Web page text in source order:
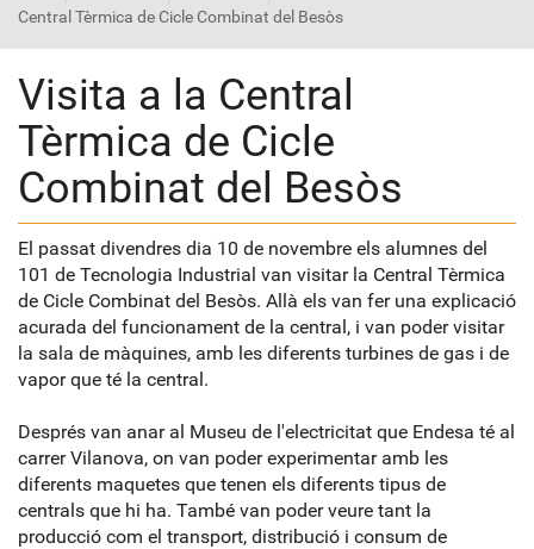
Central Tèrmica de Cicle Combinat del Besòs
Visita a la Central
Tèrmica de Cicle
Combinat del Besòs
El passat divendres dia 10 de novembre els alumnes del
101 de Tecnologia Industrial van visitar la Central Tèrmica
de Cicle Combinat del Besòs. Allà els van fer una explicació
acurada del funcionament de la central, i van poder visitar
la sala de màquines, amb les diferents turbines de gas i de
vapor que té la central.
Després van anar al Museu de l'electricitat que Endesa té al
carrer Vilanova, on van poder experimentar amb les
diferents maquetes que tenen els diferents tipus de
centrals que hi ha. També van poder veure tant la
producció com el transport, distribució i consum de